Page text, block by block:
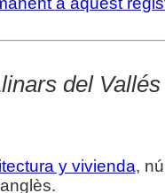
del
y vivienda,